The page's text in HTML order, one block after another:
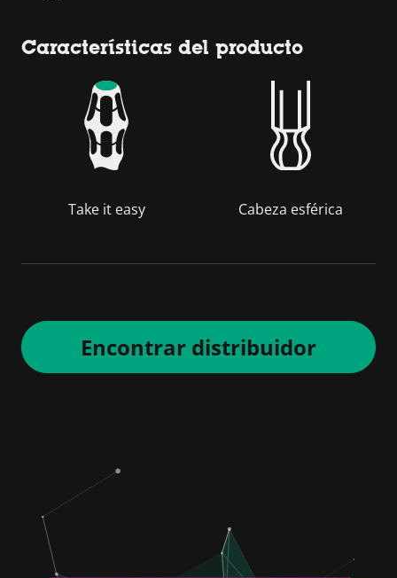
Características del producto
Take it easy Cabeza esférica
Encontrar distribuidor